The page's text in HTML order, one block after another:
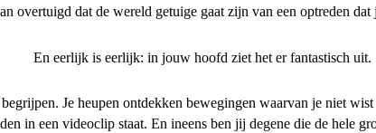
overtuigd dat de wereld getuige gaat zijn van een optreden
En eerlijk is eerlijk: in jouw hoofd ziet het er fantastisch uit.
Je heupen ontdekken bewegingen waarvan je niet
in een videoclip staat. En ineens ben jij degene die de hele